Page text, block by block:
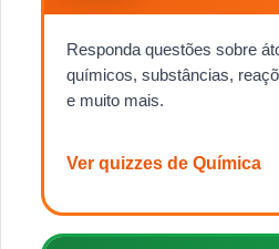
Responda questões sobre
químicos, substâncias,
e muito mais.
Ver quizzes de Química